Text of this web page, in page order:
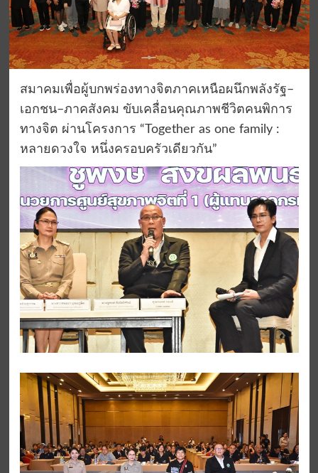
สมาคมเพื่อผู้บกพร่องทางจิตภาคเหนือผนึกพลังรัฐ–
เอกชน–ภาคสังคม ขับเคลื่อนคุณภาพชีวิตคนพิการ
ทางจิต ผ่านโครงการ “Together as one family :
หลายดวงใจ หนึ่งครอบครัวเดียวกัน”